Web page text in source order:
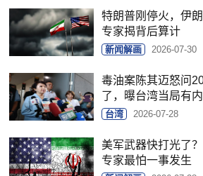
特朗普刚停火，伊
专家揭背后算计
新闻解画 2026-07-30
毒油案陈其迈怒问
了，曝台湾当局有
台湾 2026-07-28
美军武器快打光了
专家最怕一事发生